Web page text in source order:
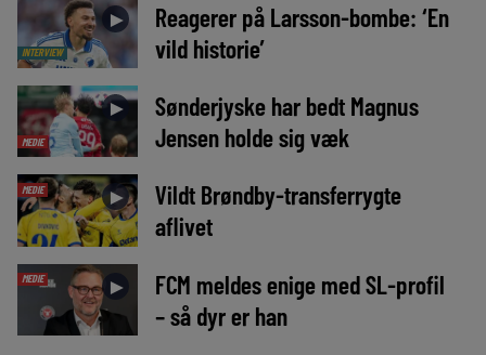
INTERVIEW
►
Reagerer på Larsson-bombe: ‘En
vild historie’
MEDIE
►
Sønderjyske har bedt Magnus
Jensen holde sig væk
MEDIE ►
Vildt Brøndby-transferrygte
aflivet
MEDIE ►
FCM meldes enige med SL-profil
– så dyr er han